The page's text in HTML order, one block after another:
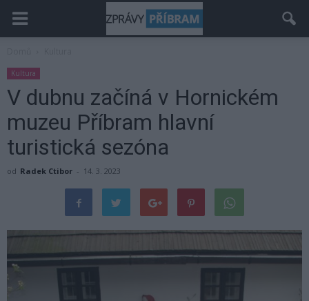
Kultura
V dubnu začíná v Hornickém
muzeu Příbram hlavní
turistická sezóna
od Radek Ctibor - 14. 3. 2023